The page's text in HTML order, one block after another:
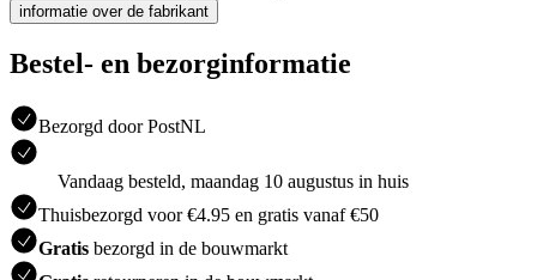
informatie over de fabrikant
Bestel- en bezorginformatie
Bezorgd door PostNL
Vandaag besteld, maandag 10 augustus in huis
Thuisbezorgd voor €4.95 en gratis vanaf €50
Gratis bezorgd in de bouwmarkt